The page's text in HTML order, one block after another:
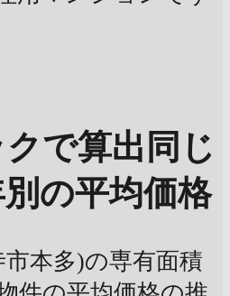
で算出 同じ
の平均価格
本多)の専有面積